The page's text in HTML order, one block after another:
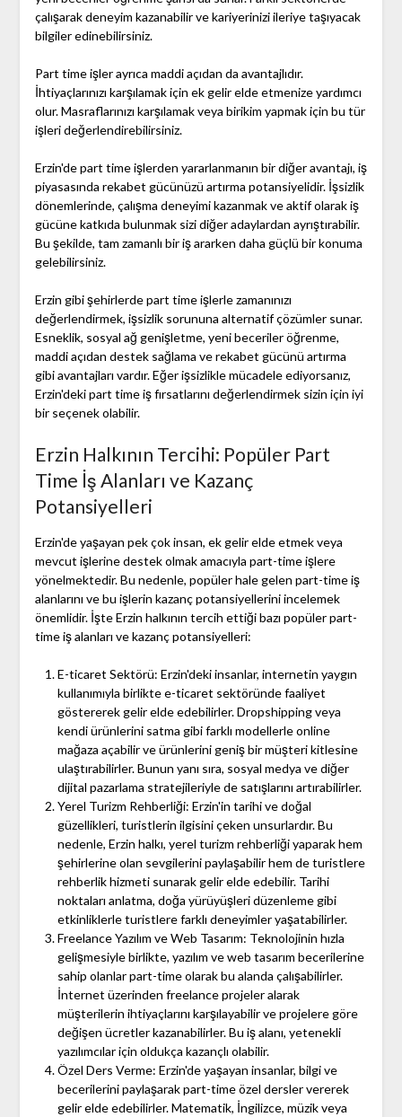
çalışarak deneyim kazanabilir ve kariyerinizi ileriye taşıyacak
bilgiler edinebilirsiniz.
Part time işler ayrıca maddi açıdan da avantajlıdır.
İhtiyaçlarınızı karşılamak için ek gelir elde etmenize yardımcı
olur. Masraflarınızı karşılamak veya birikim yapmak için bu tür
işleri değerlendirebilirsiniz.
Erzin'de part time işlerden yararlanmanın bir diğer avantajı, iş
piyasasında rekabet gücünüzü artırma potansiyelidir. İşsizlik
dönemlerinde, çalışma deneyimi kazanmak ve aktif olarak iş
gücüne katkıda bulunmak sizi diğer adaylardan ayrıştırabilir.
Bu şekilde, tam zamanlı bir iş ararken daha güçlü bir konuma
gelebilirsiniz.
Erzin gibi şehirlerde part time işlerle zamanınızı
değerlendirmek, işsizlik sorununa alternatif çözümler sunar.
Esneklik, sosyal ağ genişletme, yeni beceriler öğrenme,
maddi açıdan destek sağlama ve rekabet gücünü artırma
gibi avantajları vardır. Eğer işsizlikle mücadele ediyorsanız,
Erzin'deki part time iş fırsatlarını değerlendirmek sizin için iyi
bir seçenek olabilir.
Erzin Halkının Tercihi: Popüler Part
Time İş Alanları ve Kazanç
Potansiyelleri
Erzin'de yaşayan pek çok insan, ek gelir elde etmek veya
mevcut işlerine destek olmak amacıyla part-time işlere
yönelmektedir. Bu nedenle, popüler hale gelen part-time iş
alanlarını ve bu işlerin kazanç potansiyellerini incelemek
önemlidir. İşte Erzin halkının tercih ettiği bazı popüler part-
time iş alanları ve kazanç potansiyelleri:
E-ticaret Sektörü: Erzin'deki insanlar, internetin yaygın
kullanımıyla birlikte e-ticaret sektöründe faaliyet
göstererek gelir elde edebilirler. Dropshipping veya
kendi ürünlerini satma gibi farklı modellerle online
mağaza açabilir ve ürünlerini geniş bir müşteri kitlesine
ulaştırabilirler. Bunun yanı sıra, sosyal medya ve diğer
dijital pazarlama stratejileriyle de satışlarını artırabilirler.
Yerel Turizm Rehberliği: Erzin'in tarihi ve doğal
güzellikleri, turistlerin ilgisini çeken unsurlardır. Bu
nedenle, Erzin halkı, yerel turizm rehberliği yaparak hem
şehirlerine olan sevgilerini paylaşabilir hem de turistlere
rehberlik hizmeti sunarak gelir elde edebilir. Tarihi
noktaları anlatma, doğa yürüyüşleri düzenleme gibi
etkinliklerle turistlere farklı deneyimler yaşatabilirler.
Freelance Yazılım ve Web Tasarım: Teknolojinin hızla
gelişmesiyle birlikte, yazılım ve web tasarım becerilerine
sahip olanlar part-time olarak bu alanda çalışabilirler.
İnternet üzerinden freelance projeler alarak
müşterilerin ihtiyaçlarını karşılayabilir ve projelere göre
değişen ücretler kazanabilirler. Bu iş alanı, yetenekli
yazılımcılar için oldukça kazançlı olabilir.
Özel Ders Verme: Erzin'de yaşayan insanlar, bilgi ve
becerilerini paylaşarak part-time özel dersler vererek
gelir elde edebilirler. Matematik, İngilizce, müzik veya